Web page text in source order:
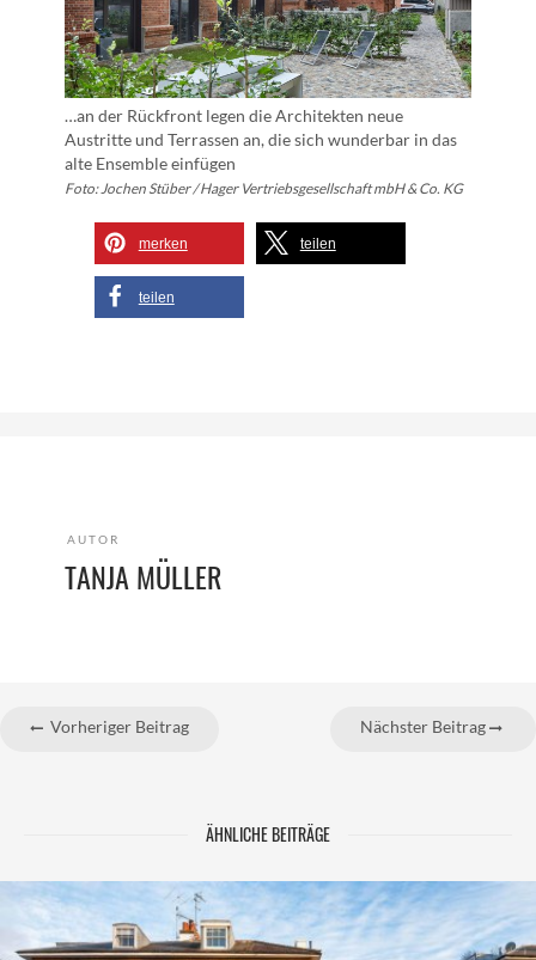
…an der Rückfront legen die Architekten neue
Austritte und Terrassen an, die sich wunderbar in das
alte Ensemble einfügen
Foto: Jochen Stüber / Hager Vertriebsgesellschaft mbH & Co. KG
merken teilen
teilen
AUTOR
TANJA MÜLLER
Vorheriger Beitrag Nächster Beitrag
ÄHNLICHE BEITRÄGE